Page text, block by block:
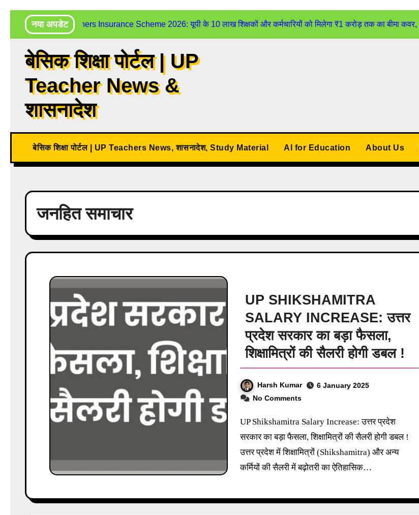
नया अपडेटUP Teachers Insurance Scheme 2026: यूपी के 10 लाख शिक्षकों और कर्मचारियों को मिलेगा ₹1 करोड़ तक का बीमा कवर,
बेसिक शिक्षा पोर्टल | UP
Teacher News &
शासनादेश
बेसिक शिक्षा पोर्टल | UP Teachers News, शासनादेश, Study Material AI for Education About Us
जनहित समाचार
UP SHIKSHAMITRA
SALARY INCREASE: उत्तर
प्रदेश सरकार का बड़ा फैसला,
शिक्षामित्रों की सैलरी होगी डबल !
Harsh Kumar
6 January 2025
No Comments
UP Shikshamitra Salary Increase: उत्तर प्रदेश
सरकार का बड़ा फैसला, शिक्षामित्रों की सैलरी होगी डबल !
उत्तर प्रदेश में शिक्षामित्रों (Shikshamitra) और अन्य
कर्मियों की सैलरी में बढ़ोतरी का ऐतिहासिक…